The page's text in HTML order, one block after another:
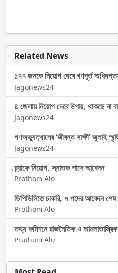
Related News
১৭৭ জনকে নিয়োগ দেবে গণপূর্ত
Jagonews24
৪ জেলায় নিয়োগ দেবে উপায়, থাকছে না
Jagonews24
গণঅভ্যুত্থানের ‘জীবন্ত সাক্ষী’ জুলাই
Jagonews24
ব্র্যাকে নিয়োগ, স্নাতক পাসে আবেদন
Prothom Alo
ডিপিডিসিতে চাকরি, ৭ পদের আবেদন
Prothom Alo
তথ্য কমিশনে রাজনৈতিক ও
Prothom Alo